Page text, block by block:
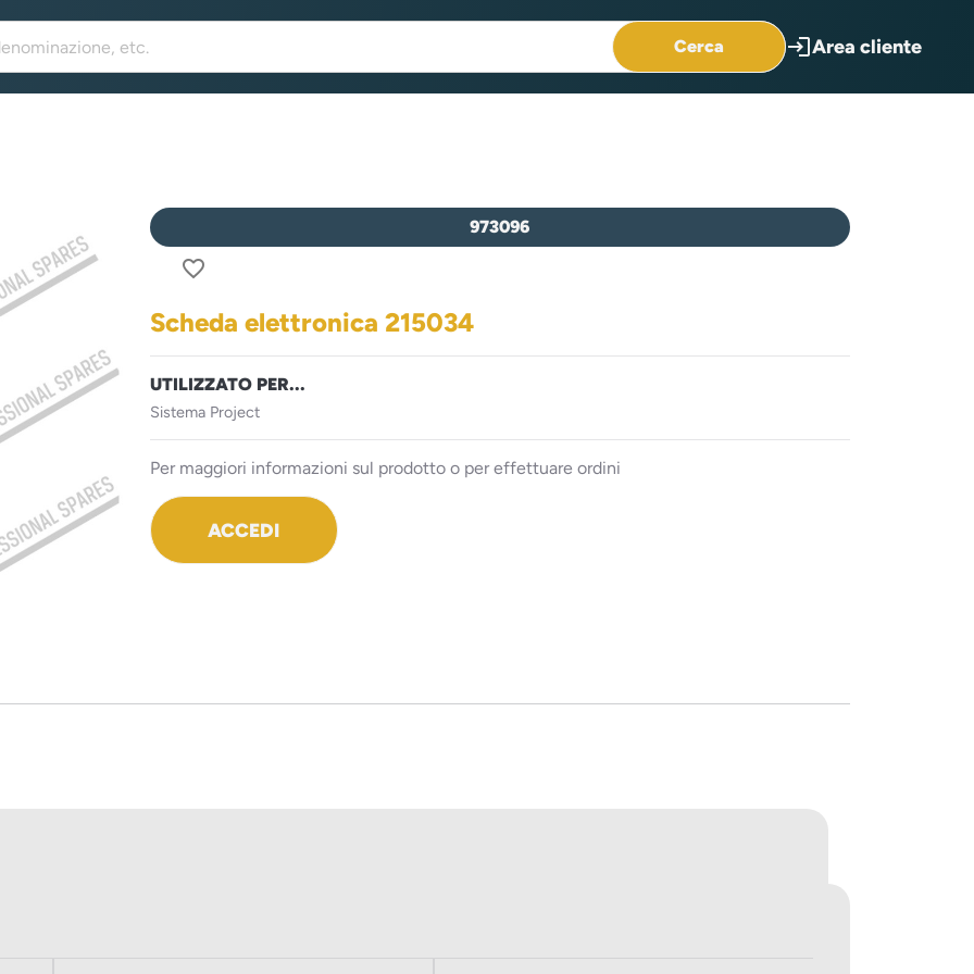
Cerca loginArea cliente
973096
favorite_border
Scheda elettronica 215034
UTILIZZATO PER...
Sistema Project
Per maggiori informazioni sul prodotto o per effettuare ordini
ACCEDI